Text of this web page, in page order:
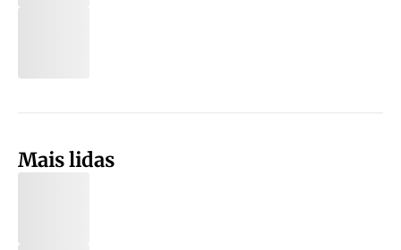
Mais lidas